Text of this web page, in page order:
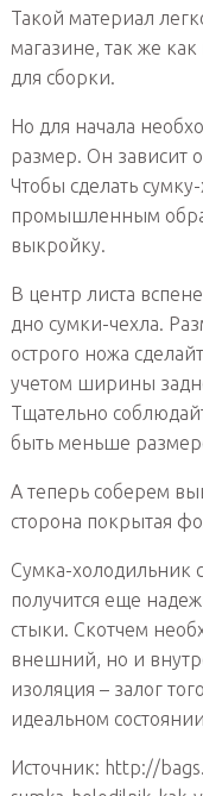
Такой материал
магазине, так же
для сборки.
Но для начала
размер. Он зависит
Чтобы сделать
промышленным
выкройку.
В центр листа
дно сумки-чехла.
острого ножа
учетом ширины
Тщательно
быть меньше
А теперь соберем
сторона покрытая
Сумка-холодильник
получится еще
стыки. Скотчем
внешний, но и
изоляция – залог
идеальном
Источник: http://